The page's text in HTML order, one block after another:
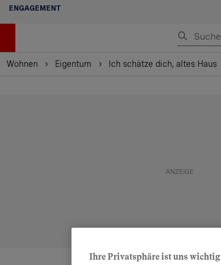
ENGAGEMENT
Wohnen Eigentum Ich schätze dich, altes Haus
Ihre Privatsphäre ist uns wichtig